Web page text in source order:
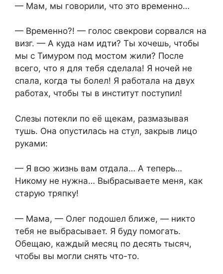
— Мам, мы говорили, что это временно…
— Временно?! — голос свекрови сорвался на
визг. — А куда нам идти? Ты хочешь, чтобы
мы с Тимуром под мостом жили? После
всего, что я для тебя сделала! Я ночей не
спала, когда ты болел! Я работала на двух
работах, чтобы ты в институт поступил!
Слезы потекли по её щекам, размазывая
тушь. Она опустилась на стул, закрыв лицо
руками:
— Я всю жизнь вам отдала… А теперь…
Никому не нужна… Выбрасываете меня, как
старую тряпку!
— Мама, — Олег подошел ближе, — никто
тебя не выбрасывает. Я буду помогать.
Обещаю, каждый месяц по десять тысяч,
чтобы вы могли снять что-то.